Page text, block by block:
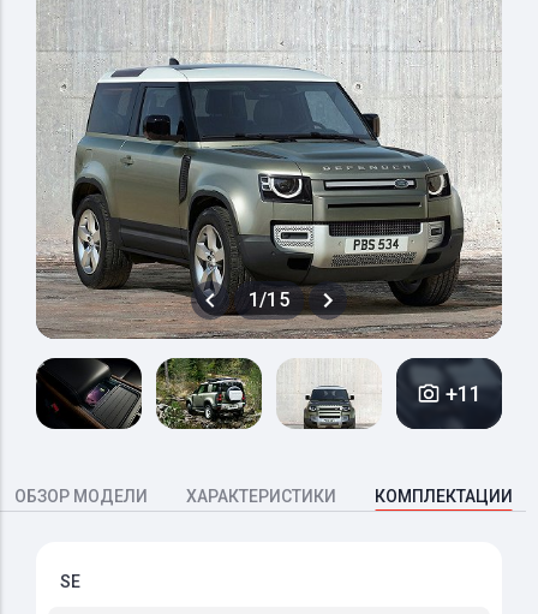
1/15
+11
ОБЗОР МОДЕЛИ ХАРАКТЕРИСТИКИ КОМПЛЕКТАЦИИ
SE